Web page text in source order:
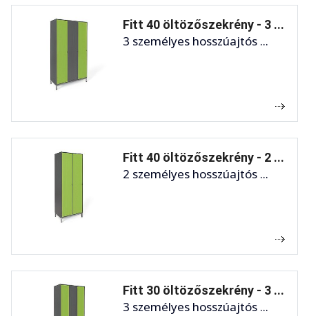
Fitt 40 öltözőszekrény - 3 ...
3 személyes hosszúajtós ...
Fitt 40 öltözőszekrény - 2 ...
2 személyes hosszúajtós ...
Fitt 30 öltözőszekrény - 3 ...
3 személyes hosszúajtós ...